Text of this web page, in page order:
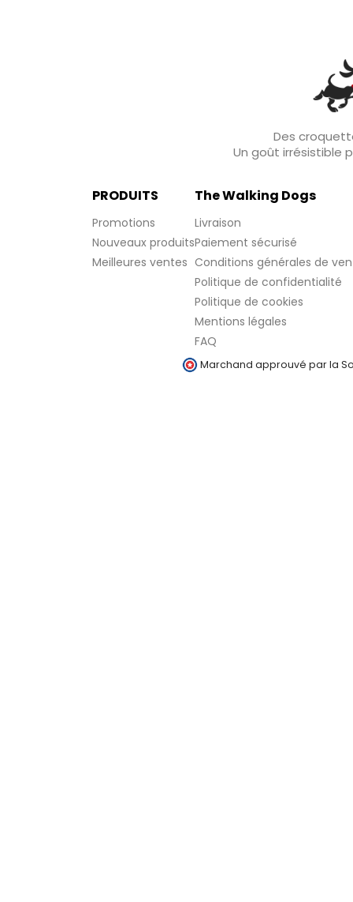
Des
Un goût irrésistible
PRODUITS
Promotions
Nouveaux produits
Meilleures ventes
The Walking Dogs
Livraison
Paiement sécurisé
Conditions générales de
Politique de confidentialité
Politique de cookies
Mentions légales
FAQ
Marchand approuvé par la